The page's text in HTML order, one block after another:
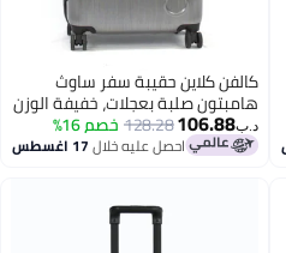
3
كالفن كلاين حقيبة سفر ساوث
هامبتون صلبة بعجلات، خفيفة الوزن
للغاية من ، عجلات مزدوجة
د.ب‏106.88
128.28خصم 16%
احصل عليه خلال17 اغسطس